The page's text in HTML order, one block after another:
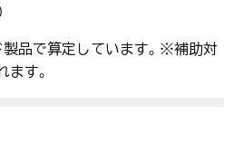
品で算定しています。※補助対
す。